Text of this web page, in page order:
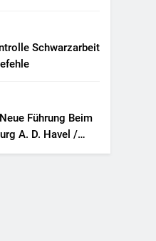
Schwarzarbeit
Führung Beim
A. D. Havel /
Spitze Des